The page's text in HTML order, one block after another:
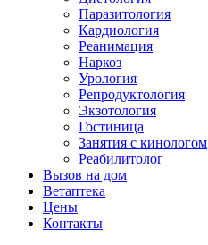
Паразитология
Кардиология
Реанимация
Наркоз
Урология
Репродуктология
Экзотология
Гостиница
Занятия с кинологом
Реабилитолог
Вызов на дом
Ветаптека
Цены
Контакты